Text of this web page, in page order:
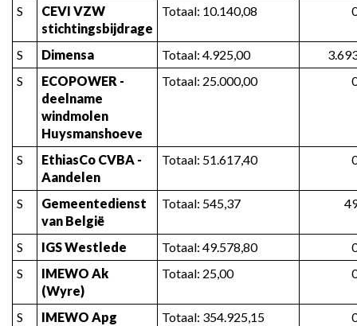
deelnemingen
Overzicht
deelnemingen
S
CEVI VZW
stichtingsbijdrage
Totaal: 10.140,08
S Dimensa Totaal: 4.925,00
S
ECOPOWER -
deelname
windmolen
Huysmanshoeve
Totaal: 25.000,00
S
EthiasCo CVBA -
Aandelen
Totaal: 51.617,40
S
Gemeentedienst
van België
Totaal: 545,37
S IGS Westlede Totaal: 49.578,80
S
IMEWO Ak
(Wyre)
Totaal: 25,00
S
IMEWO Apg
Totaal: 354.925,15